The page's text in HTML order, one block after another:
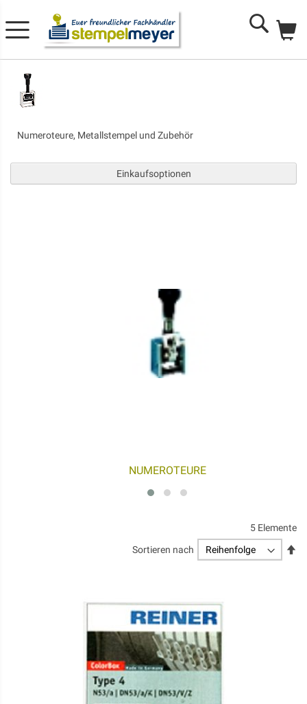
Search
Numeroteure, Metallstempel und Zubehör
NUMEROTEURE
5 Elemente
Sortieren nach
Einkaufsoptionen